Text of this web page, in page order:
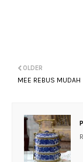
OLDER
MEE REBUS MUDAH